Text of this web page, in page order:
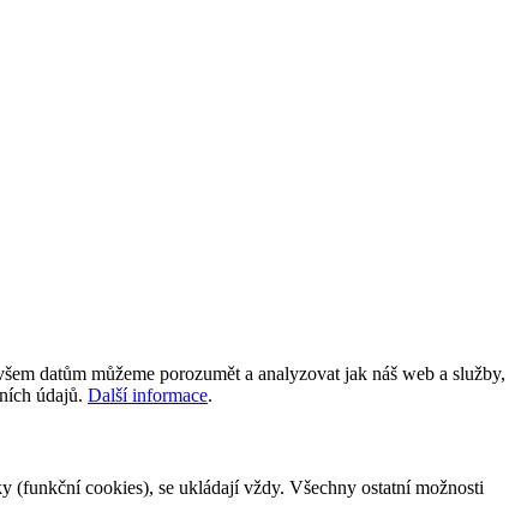
datům můžeme porozumět a analyzovat jak náš web a služby,
údajů. Další informace.
(funkční cookies), se ukládají vždy. Všechny ostatní možnosti